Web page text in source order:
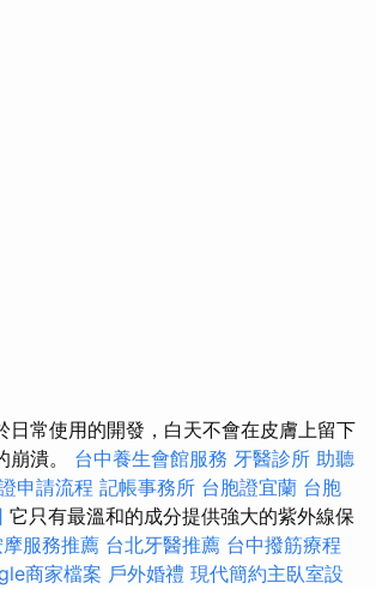
日常使用的開發，白天不會在皮膚上留下
崩潰。 台中養生會館服務 牙醫診所 助聽
申請流程 記帳事務所 台胞證宜蘭 台胞
它只有最溫和的成分提供強大的紫外線保
服務推薦 台北牙醫推薦 台中撥筋療程
商家檔案 戶外婚禮 現代簡約主臥室設